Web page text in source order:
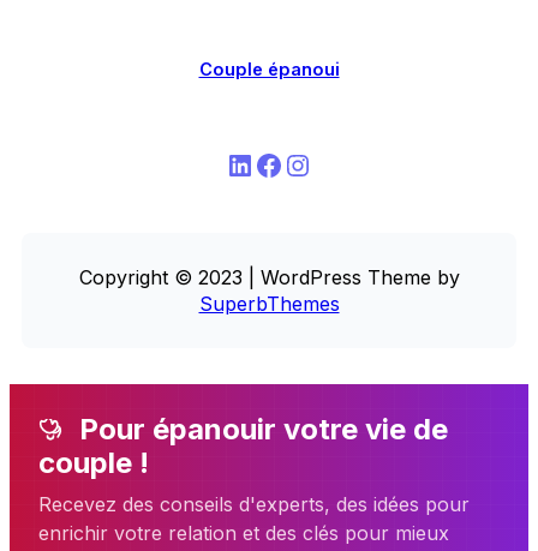
Couple épanoui
LinkedIn Facebook Instagram
Copyright © 2023 | WordPress Theme by
SuperbThemes
Pour épanouir votre vie de
couple !
Recevez des conseils d'experts, des idées pour
enrichir votre relation et des clés pour mieux